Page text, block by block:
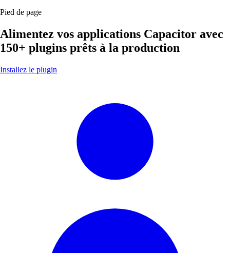
Pied de page
Alimentez vos applications Capacitor avec
150+ plugins prêts à la production
Installez le plugin